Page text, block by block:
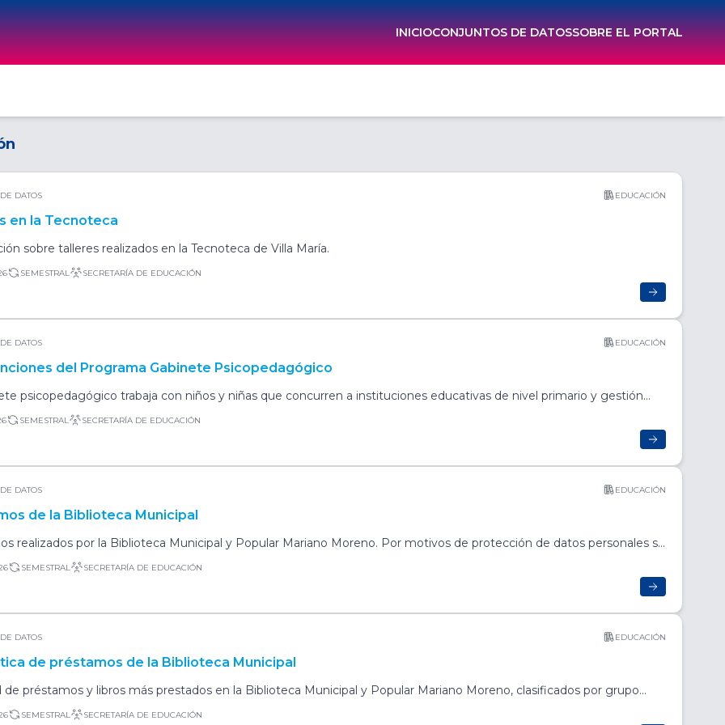
INICIOCONJUNTOS DE DATOSSOBRE EL PORTAL
DATOS EDUCACIÓN
en la Tecnoteca
sobre talleres realizados en la Tecnoteca de Villa María.
SEMESTRAL SECRETARÍA DE EDUCACIÓN
DATOS EDUCACIÓN
del Programa Gabinete Psicopedagógico
psicopedagógico trabaja con niños y niñas que concurren a instituciones educativas de nivel primario y gestión
un acompañamiento integral a los/las mismos/as, a sus familias y a la comunidad educativa. Se realiza un
individual, en psicología y psicopedagogía, generando además un espacio de intercambio y asesoramiento con
Apoyo Escolar y Equipos Móviles Interdisciplinarios.
SEMESTRAL SECRETARÍA DE EDUCACIÓN
DATOS EDUCACIÓN
de la Biblioteca Municipal
realizados por la Biblioteca Municipal y Popular Mariano Moreno. Por motivos de protección de datos personales se
el número de socio por un ID ficticio pero se mantiene ese ID por cada operación que haya realizado.
SEMESTRAL SECRETARÍA DE EDUCACIÓN
DATOS EDUCACIÓN
de préstamos de la Biblioteca Municipal
de préstamos y libros más prestados en la Biblioteca Municipal y Popular Mariano Moreno, clasificados por grupo
SEMESTRAL SECRETARÍA DE EDUCACIÓN